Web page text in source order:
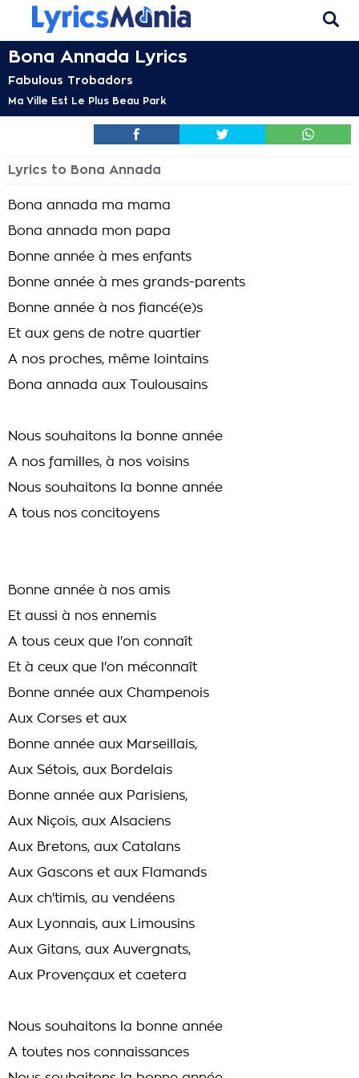
Bona Annada Lyrics
Fabulous Trobadors
Ma Ville Est Le Plus Beau Park
Lyrics to Bona Annada
Bona annada ma mama
Bona annada mon papa
Bonne année à mes enfants
Bonne année à mes grands-parents
Bonne année à nos fiancé(e)s
Et aux gens de notre quartier
A nos proches, même lointains
Bona annada aux Toulousains
Nous souhaitons la bonne année
A nos familles, à nos voisins
Nous souhaitons la bonne année
A tous nos concitoyens
Bonne année à nos amis
Et aussi à nos ennemis
A tous ceux que l'on connaît
Et à ceux que l'on méconnaît
Bonne année aux Champenois
Aux Corses et aux
Bonne année aux Marseillais,
Aux Sétois, aux Bordelais
Bonne année aux Parisiens,
Aux Niçois, aux Alsaciens
Aux Bretons, aux Catalans
Aux Gascons et aux Flamands
Aux ch'timis, au vendéens
Aux Lyonnais, aux Limousins
Aux Gitans, aux Auvergnats,
Aux Provençaux et caetera
Nous souhaitons la bonne année
A toutes nos connaissances